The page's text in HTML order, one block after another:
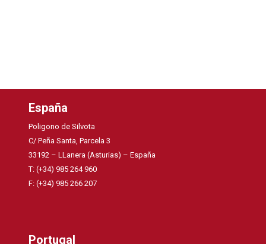
España
Poligono de Silvota
C/ Peña Santa, Parcela 3
33192 – LLanera (Asturias) – España
T: (+34) 985 264 960
F: (+34) 985 266 207
Portugal